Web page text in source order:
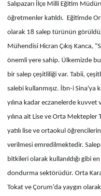
Salıpazarı İlçe Milli Eğitim
öğretmenler katıldı. Eğitimde
olarak 18 salep türünün
Mühendisi Hicran Çıkış Kanca,
önemli yere sahip. Ülkemizde
bir salep çeşitliliği var. Tabii,
salebi kullanmışız. İbn-i
yılına kadar eczanelerde
yılına ait Lise ve Orta
yatılı lise ve ortaokul
verilmesi emredilmektedir.
bitkileri olarak kullanıldığı gibi
dondurma sektörüdür. Orta
Tokat ve Çorum’da yaygın